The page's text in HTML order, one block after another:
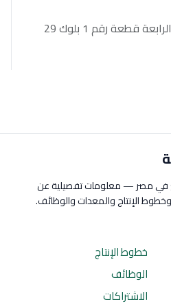
قطعة رقم 1 بلوك 29
في مصر — معلومات تفصيلية عن
الإنتاج والمعدات والوظائف.
خطوط الإنتاج
الوظائف
الاشتراكات